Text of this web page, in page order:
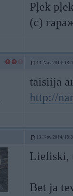
Pļek
(c)
13. Nov 2014,
taisiija
http://
13. Nov 2014,
Lieliski,
Bet ja